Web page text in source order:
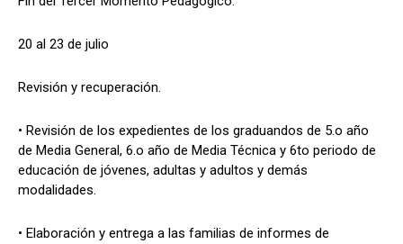
20 al 23 de julio
Revisión y recuperación.
• Revisión de los expedientes de los graduandos de 5.o año
de Media General, 6.o año de Media Técnica y 6to periodo de
educación de jóvenes, adultas y adultos y demás
modalidades.
• Elaboración y entrega a las familias de informes de